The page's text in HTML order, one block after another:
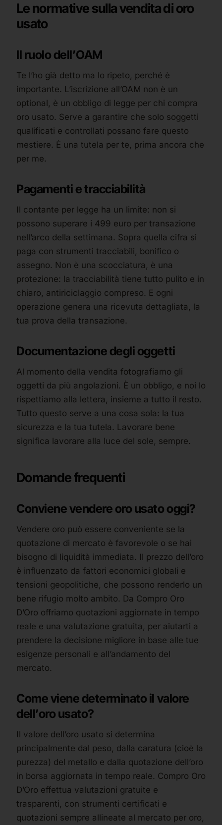
Le normative sulla vendita di oro
usato
Il ruolo dell’OAM
Te l’ho già detto ma lo ripeto, perché è
importante. L’iscrizione all’OAM non è un
optional, è un obbligo di legge per chi compra
oro usato. Serve a garantire che solo soggetti
qualificati e controllati possano fare questo
mestiere. È una tutela per te, prima ancora che
per me.
Pagamenti e tracciabilità
Il contante per legge ha un limite: non si
possono superare i 499 euro per transazione
nell’arco della settimana. Sopra quella cifra si
paga con strumenti tracciabili, bonifico o
assegno. Non è una scocciatura, è una
protezione: la tracciabilità tiene tutto pulito e in
chiaro, antiriciclaggio compreso. E ogni
operazione genera una ricevuta dettagliata, la
tua prova della transazione.
Documentazione degli oggetti
Al momento della vendita fotografiamo gli
oggetti da più angolazioni. È un obbligo, e noi lo
rispettiamo alla lettera, insieme a tutto il resto.
Tutto questo serve a una cosa sola: la tua
sicurezza e la tua tutela. Lavorare bene
significa lavorare alla luce del sole, sempre.
Domande frequenti
Conviene vendere oro usato oggi?
Vendere oro può essere conveniente se la
quotazione di mercato è favorevole o se hai
bisogno di liquidità immediata. Il prezzo dell’oro
è influenzato da fattori economici globali e
tensioni geopolitiche, che possono renderlo un
bene rifugio molto ambito. Da Compro Oro
D’Oro offriamo quotazioni aggiornate in tempo
reale e una valutazione gratuita, per aiutarti a
prendere la decisione migliore in base alle tue
esigenze personali e all’andamento del
mercato.
Come viene determinato il valore
dell’oro usato?
Il valore dell’oro usato si determina
principalmente dal peso, dalla caratura (cioè la
purezza) del metallo e dalla quotazione dell’oro
in borsa aggiornata in tempo reale. Compro Oro
D’Oro effettua valutazioni gratuite e
trasparenti, con strumenti certificati e
quotazioni sempre allineate al mercato per oro,